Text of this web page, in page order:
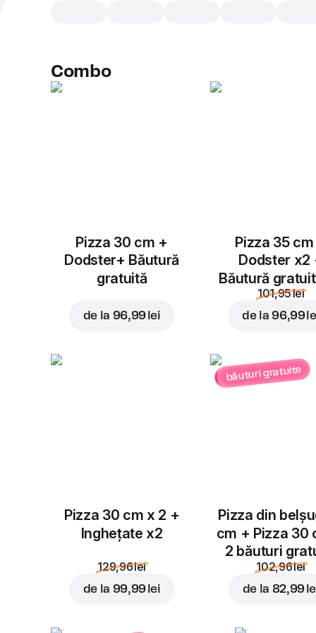
Combo
Pizza 30 cm +
Dodster+ Băutură
gratuită
de la 96,99 lei
Pizza 35 cm
Dodster x2
Băutură
101,95 lei
de la 96,99
Pizza 30 cm x 2 +
Inghețate x2
129,96 lei
de la 99,99 lei
băuturi gratuite
Pizza din
cm + Pizza 30
2 băuturi
102,96 lei
de la 82,99